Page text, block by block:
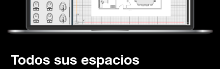
Todos sus espacios